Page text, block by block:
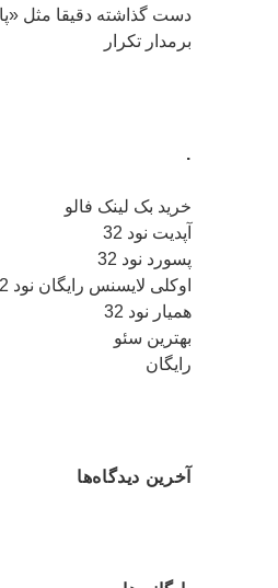
برمدار تکرار
.
خرید بک لینک فالو
آپدیت نود 32
پسورد نود 32
اوکلی لایسنس رایگان نود 32
همیار نود 32
بهترین سئو
رایگان
آخرین دیدگاه‌ها